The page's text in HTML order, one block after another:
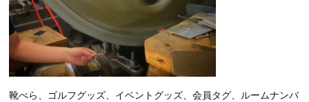
靴べら、ゴルフグッズ、イベントグッズ、会員タグ、ルームナンバ